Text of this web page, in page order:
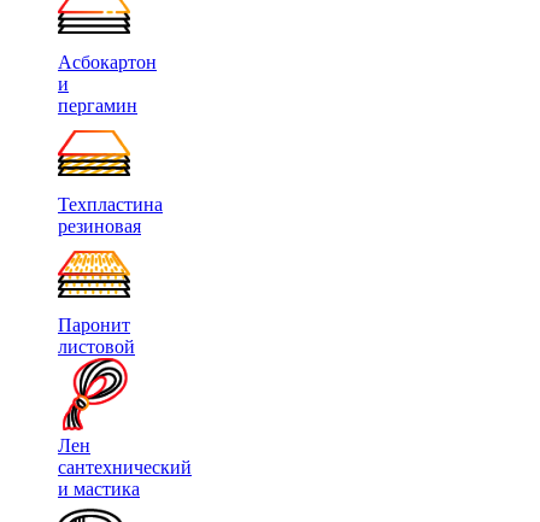
Асбокартон
и
пергамин
Техпластина
резиновая
Паронит
листовой
Лен
сантехнический
и мастика